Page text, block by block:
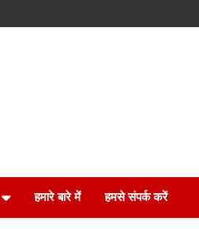
हमारे बारे में हमसे संपर्क करें